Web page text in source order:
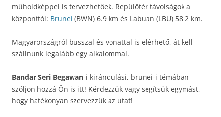
műholdképpel is tervezhetőek. Repülőtér távolságok a
központtól: Brunei (BWN) 6.9 km és Labuan (LBU) 58.2 km.
Magyarországról busszal és vonattal is elérhető, át kell
szállnunk legalább egy alkalommal.
Bandar Seri Begawan-i kirándulási, brunei-i témában
szóljon hozzá Ön is itt! Kérdezzük vagy segítsük egymást,
hogy hatékonyan szervezzük az utat!